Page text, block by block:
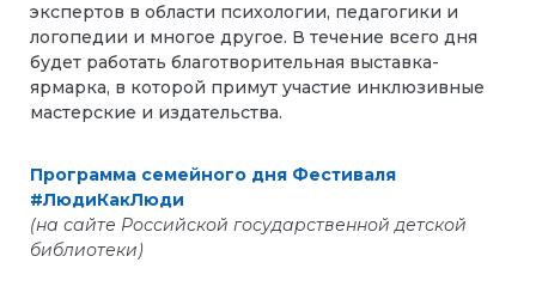
экспертов в области психологии, педагогики и
логопедии и многое другое. В течение всего дня
будет работать благотворительная выставка-
ярмарка, в которой примут участие инклюзивные
мастерские и издательства.
Программа семейного дня Фестиваля
#ЛюдиКакЛюди
(на сайте Российской государственной детской
библиотеки)